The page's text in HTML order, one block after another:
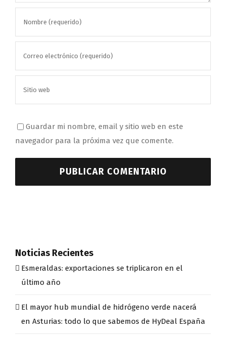
Guardar mi nombre, email y sitio web en este
navegador para la próxima vez que comente.
Noticias Recientes
Esmeraldas: exportaciones se triplicaron en el
último año
El mayor hub mundial de hidrógeno verde nacerá
en Asturias: todo lo que sabemos de HyDeal España